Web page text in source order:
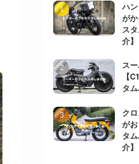
ハ
が
ス
介】
ス
【
タ
ク
が
タ
介】